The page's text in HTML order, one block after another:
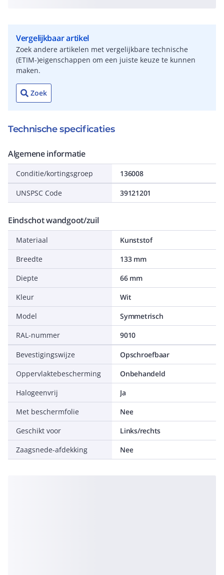
Vergelijkbaar artikel
Zoek andere artikelen met vergelijkbare technische
(ETIM-)eigenschappen om een juiste keuze te kunnen
maken.
Zoek
Technische specificaties
Algemene informatie
Conditie/kortingsgroep 136008
UNSPSC Code 39121201
Eindschot wandgoot/zuil
Materiaal
Kunststof
Breedte
133 mm
Diepte
66 mm
Kleur
Wit
Model
Symmetrisch
RAL-nummer
9010
Bevestigingswijze
Opschroefbaar
Oppervlaktebescherming
Onbehandeld
Halogeenvrij
Ja
Met beschermfolie
Nee
Geschikt voor
Links/rechts
Zaagsnede-afdekking
Nee